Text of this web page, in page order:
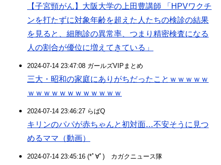
【子宮頸がん】大阪大学の上田豊講師 「HPVワクチ
ンを打たずに対象年齢を超えた人たちの検診の結果
を見ると、細胞診の異常率、つまり精密検査になる
人の割合が優位に増えてきている」
2024-07-14 23:47:08 ガールズVIPまとめ
三大・昭和の家庭にありがちだったことｗｗｗｗｗ
ｗｗｗｗｗｗｗｗｗｗｗｗ
2024-07-14 23:46:27 らばQ
キリンのパパが赤ちゃんと初対面…不安そうに見つ
めるママ（動画）
2024-07-14 23:45:16 (*ﾟ∀ﾟ)ゞカガクニュース隊